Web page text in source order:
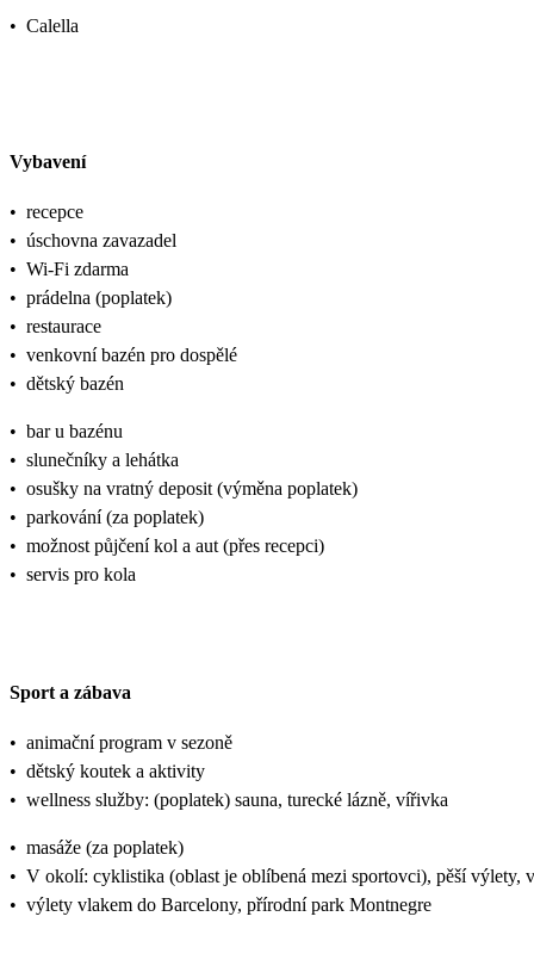
• Calella
Vybavení
• recepce
• úschovna zavazadel
• Wi-Fi zdarma
• prádelna (poplatek)
• restaurace
• venkovní bazén pro dospělé
• dětský bazén
• bar u bazénu
• slunečníky a lehátka
• osušky na vratný deposit (výměna poplatek)
• parkování (za poplatek)
• možnost půjčení kol a aut (přes recepci)
• servis pro kola
Sport a zábava
• animační program v sezoně
• dětský koutek a aktivity
• wellness služby: (poplatek) sauna, turecké lázně, vířivka
• masáže (za poplatek)
• V okolí: cyklistika (oblast je oblíbená mezi sportovci), pěší výlety,
• výlety vlakem do Barcelony, přírodní park Montnegre